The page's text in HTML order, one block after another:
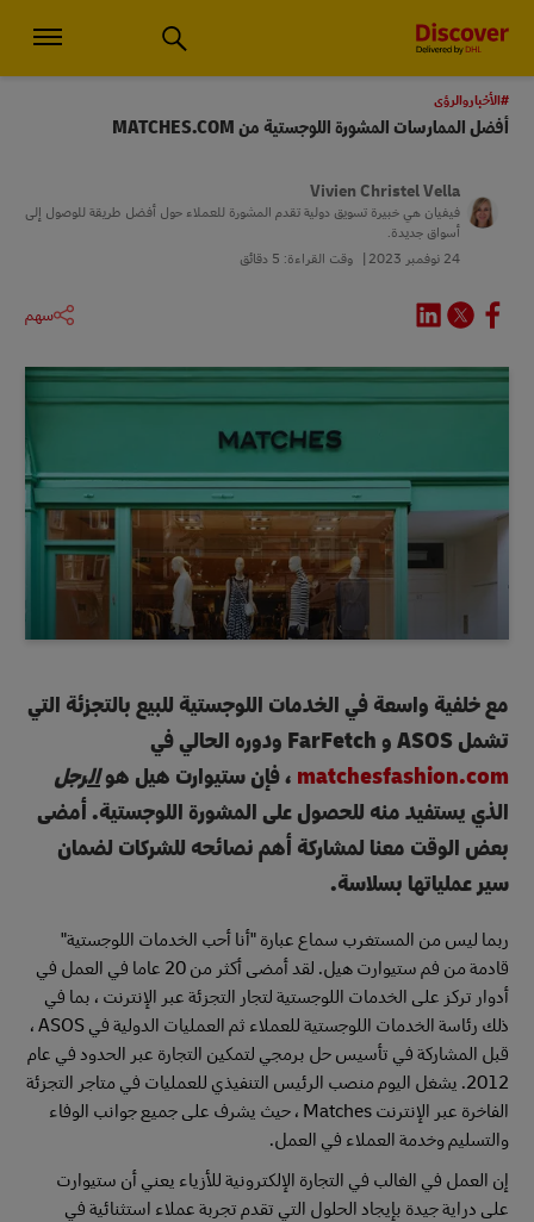
استشارات الأعمال الصغيرة والخدمات اللوجستية العالمية | اكتشف دي
#الأخباروالرؤى
أفضل الممارسات المشورة اللوجستية من MATCHES.COM
Vivien Christel Vella
فيفيان هي خبيرة تسويق دولية تقدم المشورة للعملاء حول أفضل طريقة للوصول إلى
أسواق جديدة.
24 نوفمبر 2023
وقت القراءة: 5 دقائق
سهم
مع خلفية واسعة في الخدمات اللوجستية للبيع بالتجزئة التي
تشمل ASOS و FarFetch ودوره الحالي في
matchesfashion.com ، فإن ستيوارت هيل هوالرجل
الذي يستفيد منه للحصول على المشورة اللوجستية. أمضى
بعض الوقت معنا لمشاركة أهم نصائحه للشركات لضمان
سير عملياتها بسلاسة.
ربما ليس من المستغرب سماع عبارة "أنا أحب الخدمات اللوجستية"
قادمة من فم ستيوارت هيل. لقد أمضى أكثر من 20 عاما في العمل في
أدوار تركز على الخدمات اللوجستية لتجار التجزئة عبر الإنترنت ، بما في
ذلك رئاسة الخدمات اللوجستية للعملاء ثم العمليات الدولية في ASOS ،
قبل المشاركة في تأسيس حل برمجي لتمكين التجارة عبر الحدود في عام
2012. يشغل اليوم منصب الرئيس التنفيذي للعمليات في متاجر التجزئة
الفاخرة عبر الإنترنت Matches ، حيث يشرف على جميع جوانب الوفاء
والتسليم وخدمة العملاء في العمل.
إن العمل في الغالب في التجارة الإلكترونية للأزياء يعني أن ستيوارت
على دراية جيدة بإيجاد الحلول التي تقدم تجربة عملاء استثنائية في